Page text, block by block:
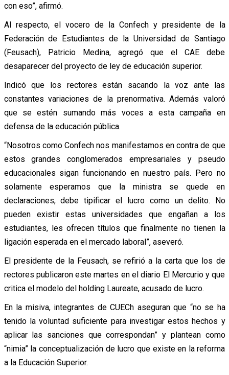
con eso”, afirmó.
Al respecto, el vocero de la Confech y presidente de la
Federación de Estudiantes de la Universidad de Santiago
(Feusach), Patricio Medina, agregó que el CAE debe
desaparecer del proyecto de ley de educación superior.
Indicó que los rectores están sacando la voz ante las
constantes variaciones de la prenormativa. Además valoró
que se estén sumando más voces a esta campaña en
defensa de la educación pública.
“Nosotros como Confech nos manifestamos en contra de que
estos grandes conglomerados empresariales y pseudo
educacionales sigan funcionando en nuestro país. Pero no
solamente esperamos que la ministra se quede en
declaraciones, debe tipificar el lucro como un delito. No
pueden existir estas universidades que engañan a los
estudiantes, les ofrecen títulos que finalmente no tienen la
ligación esperada en el mercado laboral”, aseveró.
El presidente de la Feusach, se refirió a la carta que los de
rectores publicaron este martes en el diario El Mercurio y que
critica el modelo del holding Laureate, acusado de lucro.
En la misiva, integrantes de CUECh aseguran que “no se ha
tenido la voluntad suficiente para investigar estos hechos y
aplicar las sanciones que correspondan” y plantean como
“nimia” la conceptualización de lucro que existe en la reforma
a la Educación Superior.